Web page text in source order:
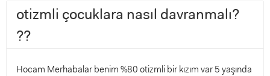
otizmli çocuklara nasıl davranmalı?
??
Hocam Merhabalar benim %80 otizmli bir kızım var 5 yaşında